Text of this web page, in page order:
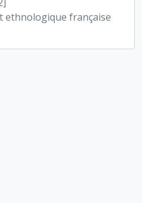
ethnologique française